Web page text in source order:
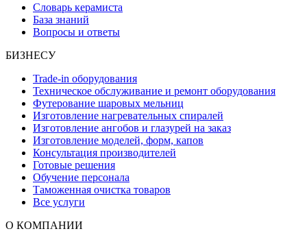
Словарь керамиста
База знаний
Вопросы и ответы
БИЗНЕСУ
Trade-in оборудования
Техническое обслуживание и ремонт оборудования
Футерование шаровых мельниц
Изготовление нагревательных спиралей
Изготовление ангобов и глазурей на заказ
Изготовление моделей, форм, капов
Консультация производителей
Готовые решения
Обучение персонала
Таможенная очистка товаров
Все услуги
О КОМПАНИИ